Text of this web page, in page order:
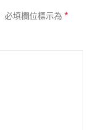
必填欄位標示為 *